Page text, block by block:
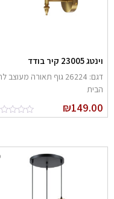
23005 קיר בודד
דגם: 26224 גוף תאורה מעוצב לחלל
₪